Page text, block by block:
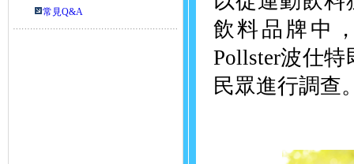
常見Q&A
飲料品牌中
Pollster波仕
民眾進行調查